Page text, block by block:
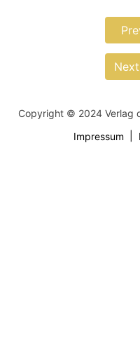
Copyright © 2024 Verlag
Impressum